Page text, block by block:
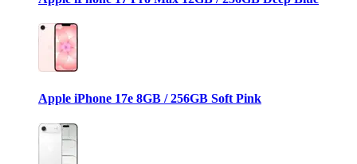
Apple iPhone 17e 8GB / 256GB Soft Pink